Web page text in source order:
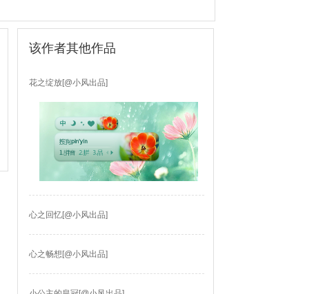
该作者其他作品
花之绽放[@小风出品]
心之回忆[@小风出品]
心之畅想[@小风出品]